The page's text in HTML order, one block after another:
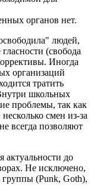
органов нет.
людей,
(свобода
Иногда
организаций
тратить
школьных
проблемы, так как
смен из-за
всегда позволяют
актуальности до
Не исключено,
группы (Punk, Goth),